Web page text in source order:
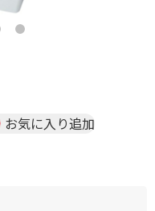
お気に入り追加